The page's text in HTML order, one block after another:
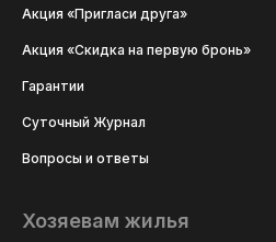
Акция «Пригласи друга»
Акция «Скидка на первую бронь»
Гарантии
Суточный Журнал
Вопросы и ответы
Хозяевам жилья